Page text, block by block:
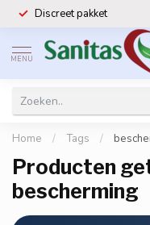
Discreet pakket
MENU
Home / Tags /
Producten
bescherming